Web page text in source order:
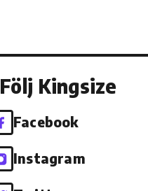
Följ Kingsize
Facebook
Instagram